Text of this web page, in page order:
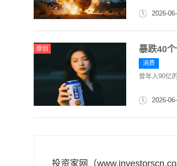
2026-
原创 暴跌40
消费
曾年入90亿
2026-
投资家网（